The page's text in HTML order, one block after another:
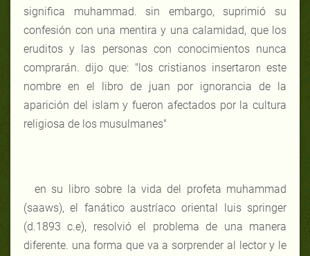
significa muhammad. sin embargo, suprimió su
confesión con una mentira y una calamidad, que los
eruditos y las personas con conocimientos nunca
comprarán. dijo que: "los cristianos insertaron este
nombre en el libro de juan por ignorancia de la
aparición del islam y fueron afectados por la cultura
religiosa de los musulmanes"
en su libro sobre la vida del profeta muhammad
(saaws), el fanático austríaco oriental luis springer
(d.1893 c.e), resolvió el problema de una manera
diferente. una forma que va a sorprender al lector y le